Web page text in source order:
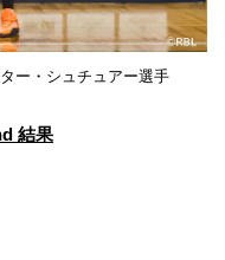
ー・シュチュアー選手
結果